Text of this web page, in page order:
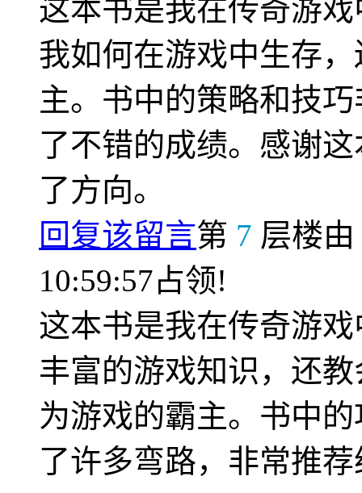
这本书是我在传奇游
我如何在游戏中生存
主。书中的策略和技
了不错的成绩。感谢
了方向。
回复该留言第 7 层楼由
10:59:57占领!
这本书是我在传奇游
丰富的游戏知识，还
为游戏的霸主。书中
了许多弯路，非常推